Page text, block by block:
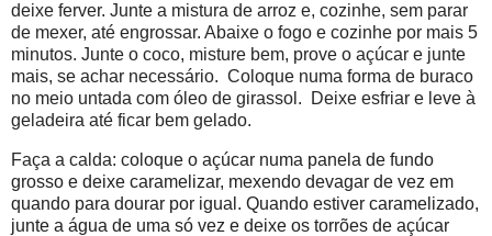
deixe ferver. Junte a mistura de arroz e, cozinhe, sem parar
de mexer, até engrossar. Abaixe o fogo e cozinhe por mais 5
minutos. Junte o coco, misture bem, prove o açúcar e junte
mais, se achar necessário. Coloque numa forma de buraco
no meio untada com óleo de girassol. Deixe esfriar e leve à
geladeira até ficar bem gelado.
Faça a calda: coloque o açúcar numa panela de fundo
grosso e deixe caramelizar, mexendo devagar de vez em
quando para dourar por igual. Quando estiver caramelizado,
junte a água de uma só vez e deixe os torrões de açúcar